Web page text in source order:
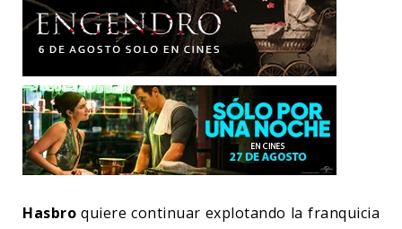
Hasbroquiere continuar explotando la franquicia